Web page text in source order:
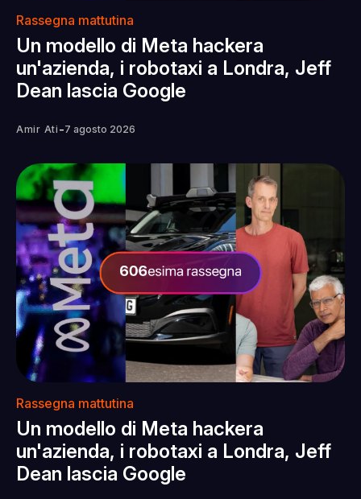
Rassegna mattutina
Un modello di Meta hackera
un'azienda, i robotaxi a Londra, Jeff
Dean lascia Google
Amir Ati -7 agosto 2026
Rassegna mattutina
Un modello di Meta hackera
un'azienda, i robotaxi a Londra, Jeff
Dean lascia Google